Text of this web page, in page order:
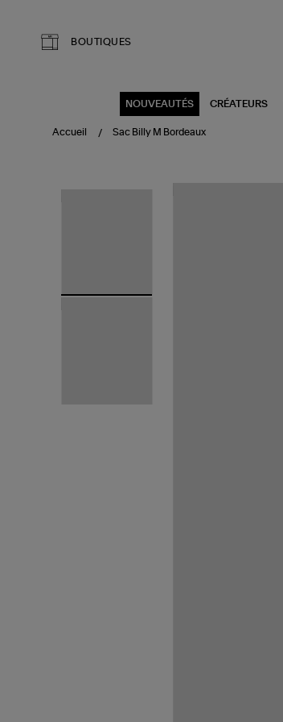
BOUTIQUES
NOUVEAUTÉS CRÉATEURS
Accueil Sac Billy M Bordeaux